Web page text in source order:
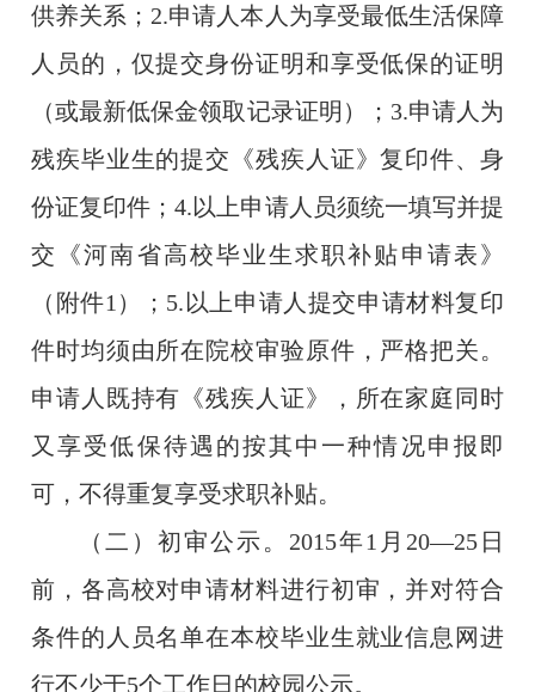
供养关系； 2.申请人本人为享受最低生活保障
人员的，仅提交身份证明和享受低保的证明
（或最新低保金领取记录证明）； 3.申请人为
残疾毕业生的提交《残疾人证》复印件、身
份证复印件；4.以上申请人员须统一填写并提
交《河南省高校毕业生求职补贴申请表》
（附件1 ）； 5.以上申请人提交申请材料复印
件时均须由所在院校审验原件，严格把关。
申请人既持有《残疾人证》，所在家庭同时
又享受低保待遇的按其中一种情况申报即
可，不得重复享受求职补贴。
（二）初审公示。 2015年1 月 20—25日
前，各高校对申请材料进行初审，并对符合
条件的人员名单在本校毕业生就业信息网进
行不少于5个工作日的校园公示。